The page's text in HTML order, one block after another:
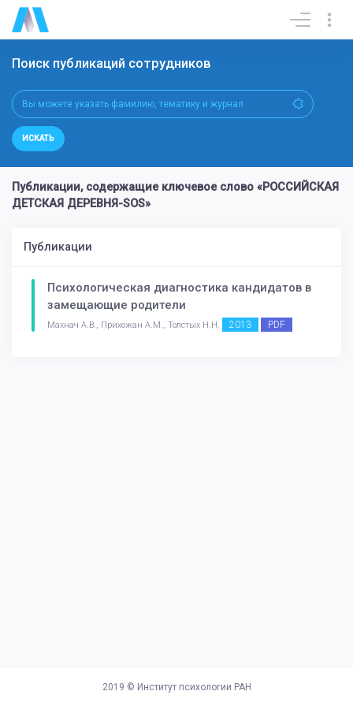
Поиск публикаций сотрудников
ИСКАТЬ
Публикации, содержащие ключевое слово «РОССИЙСКАЯ
ДЕТСКАЯ ДЕРЕВНЯ-SOS»
Публикации
Психологическая диагностика кандидатов в
замещающие родители
Махнач А.В., Прихожан А.М., Толстых Н.Н. 2013 PDF
2019 © Институт психологии РАН